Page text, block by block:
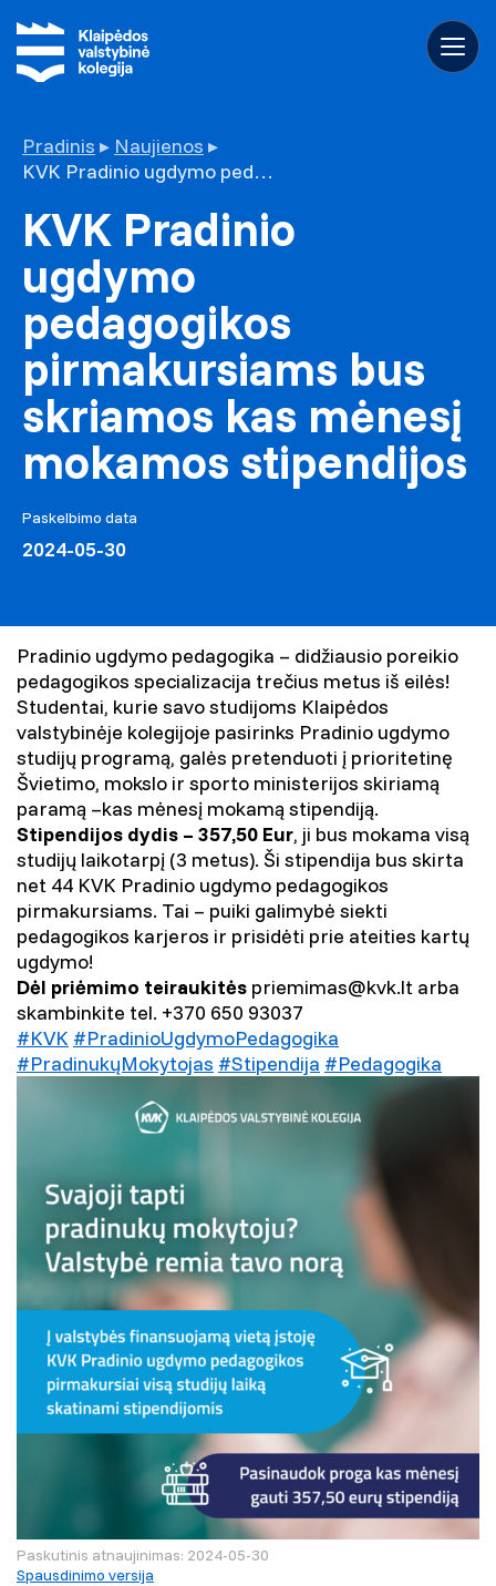
Pradinis ▸ Naujienos ▸
KVK Pradinio ugdymo pedagogikos pirmakursiams bus skriamos kas mėnesį mokamos stipendijos
KVK Pradinio
ugdymo
pedagogikos
pirmakursiams bus
skriamos kas mėnesį
mokamos stipendijos
Paskelbimo data
2024-05-30
Pradinio ugdymo pedagogika – didžiausio poreikio
pedagogikos specializacija trečius metus iš eilės!
Studentai, kurie savo studijoms Klaipėdos
valstybinėje kolegijoje pasirinks Pradinio ugdymo
studijų programą, galės pretenduoti į prioritetinę
Švietimo, mokslo ir sporto ministerijos skiriamą
paramą –kas mėnesį mokamą stipendiją.
Stipendijos dydis – 357,50 Eur, ji bus mokama visą
studijų laikotarpį (3 metus). Ši stipendija bus skirta
net 44 KVK Pradinio ugdymo pedagogikos
pirmakursiams. Tai – puiki galimybė siekti
pedagogikos karjeros ir prisidėti prie ateities kartų
ugdymo!
Dėl priėmimo teiraukitės priemimas@kvk.lt arba
skambinkite tel. +370 650 93037
#KVK #PradinioUgdymoPedagogika
#PradinukųMokytojas #Stipendija #Pedagogika
Paskutinis atnaujinimas: 2024-05-30
Spausdinimo versija